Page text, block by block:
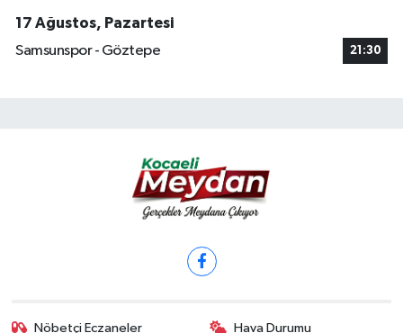
17 Ağustos, Pazartesi
Samsunspor - Göztepe
21:30
Nöbetçi Eczaneler Hava Durumu